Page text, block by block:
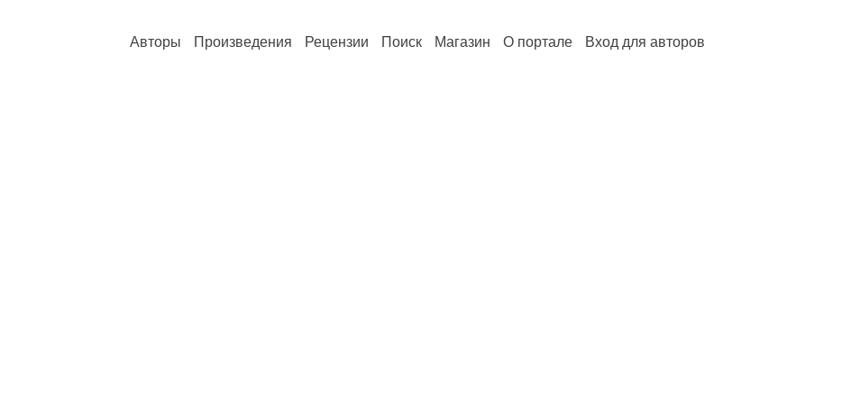
Авторы Произведения Рецензии Поиск Магазин О портале Вход для авторов